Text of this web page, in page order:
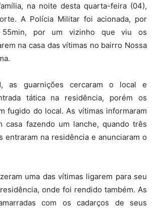
na noite desta quarta-feira (04),
A Polícia Militar foi acionada, por
por um vizinho que viu os
na casa das vítimas no bairro Nossa
as guarnições cercaram o local e
tática na residência, porém os
fugido do local. As vítimas informaram
casa fazendo um lanche, quando três
entraram na residência e anunciaram o
uma das vítimas ligarem para seu
onde foi rendido também. As
com os cadarços de seus